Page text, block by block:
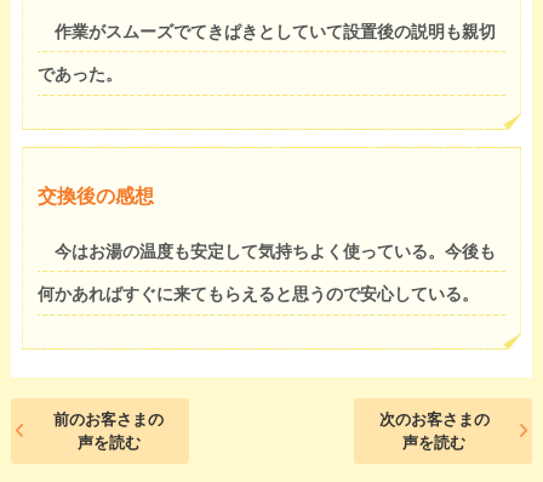
作業がスムーズでてきぱきとしていて設置後の説明も親切
であった。
交換後の感想
今はお湯の温度も安定して気持ちよく使っている。今後も
何かあればすぐに来てもらえると思うので安心している。
前のお客さまの
声を読む
次のお客さまの
声を読む